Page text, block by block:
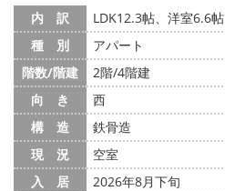
内 訳
LDK12.3帖、洋室6.6帖
種 別
アパート
階数/階建
2階/4階建
向 き
西
構 造
鉄骨造
現 況
空室
入 居
2026年8月下旬